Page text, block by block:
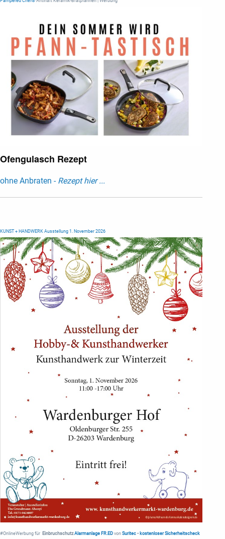
Ofengulasch Rezept
ohne Anbraten - Rezept hier ...
KUNST + HANDWERK Ausstellung 1. November 2026
#OnlineWerbung für Einbruchschutz Alarmanlage FR.ED von Suritec • kostenloser Sicherheitscheck